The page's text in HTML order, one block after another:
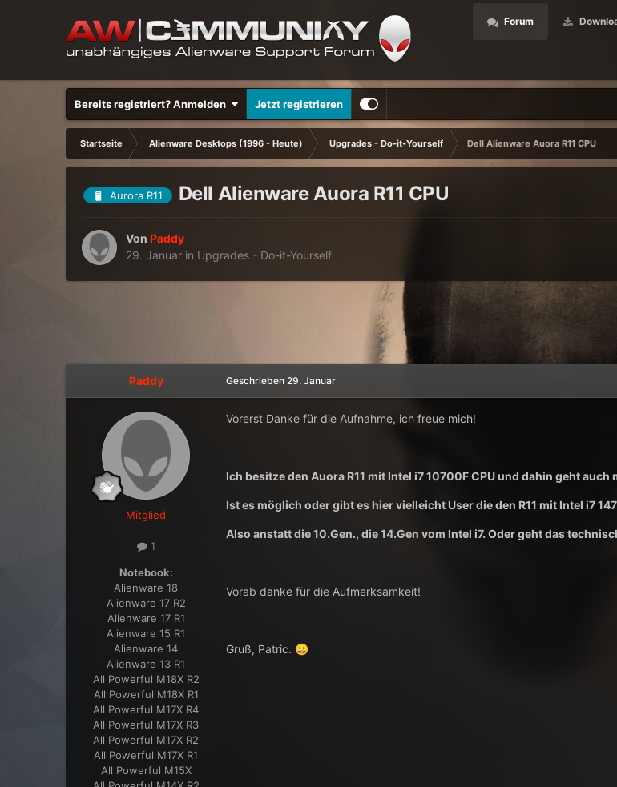
Forum
Bereits registriert? Anmelden Jetzt registrieren
Startseite Alienware Desktops (1996 - Heute) Upgrades - Do-it-Yourself Dell Alienware Auora R11 CPU
Aurora R11 Dell Alienware Auora R11 CPU
VonPaddy
29. Januar in Upgrades - Do-it-Yourself
Paddy
Mitglied
1
Notebook:
Alienware 18
Alienware 17 R2
Alienware 17 R1
Alienware 15 R1
Alienware 14
Alienware 13 R1
All Powerful M18X R2
All Powerful M18X R1
All Powerful M17X R4
All Powerful M17X R3
All Powerful M17X R2
All Powerful M17X R1
All Powerful M15X
Geschrieben29. Januar
Vorerst Danke für die Aufnahme, ich freue mich!
Ich besitze den Auora R11 mit Intel i7 10700F CPU und dahin geht auch
Ist es möglich oder gibt es hier vielleicht User die den R11 mit Intel i7
Also anstatt die 10.Gen., die 14.Gen vom Intel i7. Oder geht das
Vorab danke für die Aufmerksamkeit!
Gruß, Patric. 😀